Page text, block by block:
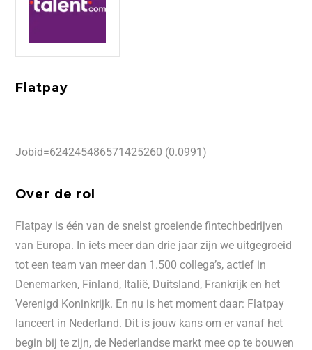
Flatpay
Jobid=624245486571425260 (0.0991)
Over de rol
Flatpay is één van de snelst groeiende fintechbedrijven
van Europa. In iets meer dan drie jaar zijn we uitgegroeid
tot een team van meer dan 1.500 collega’s, actief in
Denemarken, Finland, Italië, Duitsland, Frankrijk en het
Verenigd Koninkrijk. En nu is het moment daar: Flatpay
lanceert in Nederland. Dit is jouw kans om er vanaf het
begin bij te zijn, de Nederlandse markt mee op te bouwen